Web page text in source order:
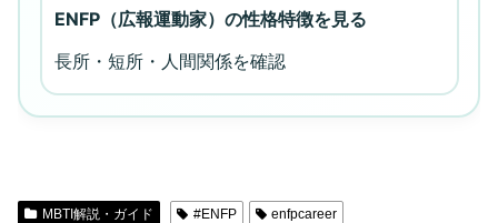
ENFP（広報運動家）の性格特徴を見る
長所・短所・人間関係を確認
MBTI解説・ガイド #ENFP enfpcareer